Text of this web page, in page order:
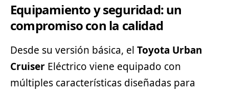
Equipamiento y seguridad: un
compromiso con la calidad
Desde su versión básica, el Toyota Urban
Cruiser Eléctrico viene equipado con
múltiples características diseñadas para